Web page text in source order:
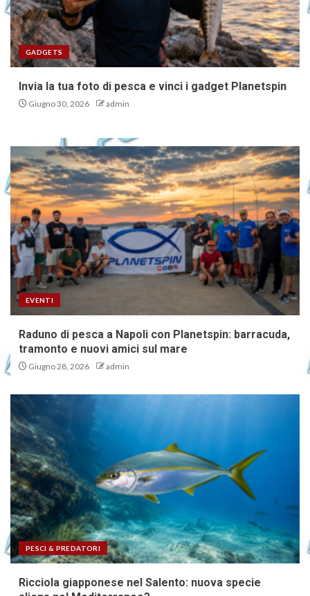
GADGETS
Invia la tua foto di pesca e vinci i gadget Planetspin
Giugno 30, 2026 admin
EVENTI
Raduno di pesca a Napoli con Planetspin: barracuda,
tramonto e nuovi amici sul mare
Giugno 28, 2026 admin
PESCI & PREDATORI
Ricciola giapponese nel Salento: nuova specie